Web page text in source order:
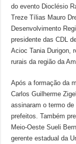
do evento Dioclésio
Treze Tílias Mauro
Desenvolvimento
presidente das CDL
Acioc Tania Durigon,
rurais da região da
Após a formação da
Carlos Guilherme
assinaram o termo
prefeitos. Também
Meio-Oeste Sueli
gerente estadual da